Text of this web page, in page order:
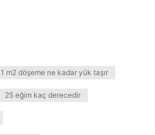
1 m2 döşeme ne kadar yük taşır
25 eğim kaç derecedir